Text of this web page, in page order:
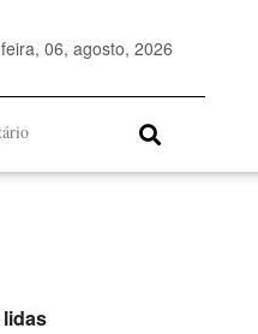
06, agosto, 2026